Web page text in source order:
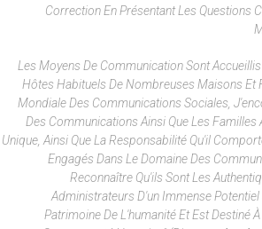
Correction En Présentant Les Questions
Les Moyens De Communication Sont
Hôtes Habituels De Nombreuses Maisons Et
Mondiale Des Communications Sociales,
Des Communications Ainsi Que Les Familles
Unique, Ainsi Que La Responsabilité Qu'il
Engagés Dans Le Domaine Des
Reconnaître Qu'ils Sont Les
Administrateurs D'un Immense
Patrimoine De L'humanité Et Est Destiné